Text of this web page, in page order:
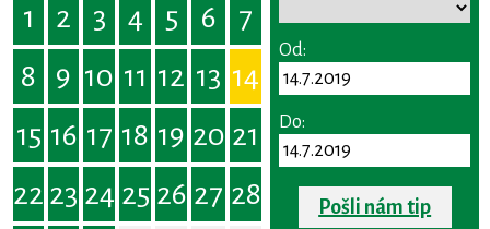
1
2 3 4 5 6
7
8
9 10 11 12 13 14
15 16 17 18 19 20 21
22 23 24 25 26 27 28
Od:
Do:
Pošli nám tip